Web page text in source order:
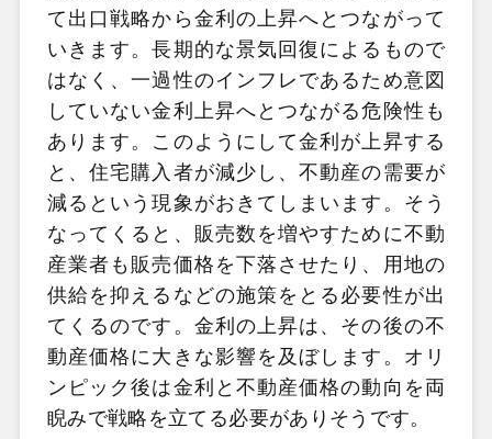
て出口戦略から金利の上昇へとつながって
いきます。長期的な景気回復によるもので
はなく、一過性のインフレであるため意図
していない金利上昇へとつながる危険性も
あります。このようにして金利が上昇する
と、住宅購入者が減少し、不動産の需要が
減るという現象がおきてしまいます。そう
なってくると、販売数を増やすために不動
産業者も販売価格を下落させたり、用地の
供給を抑えるなどの施策をとる必要性が出
てくるのです。金利の上昇は、その後の不
動産価格に大きな影響を及ぼします。オリ
ンピック後は金利と不動産価格の動向を両
睨みで戦略を立てる必要がありそうです。